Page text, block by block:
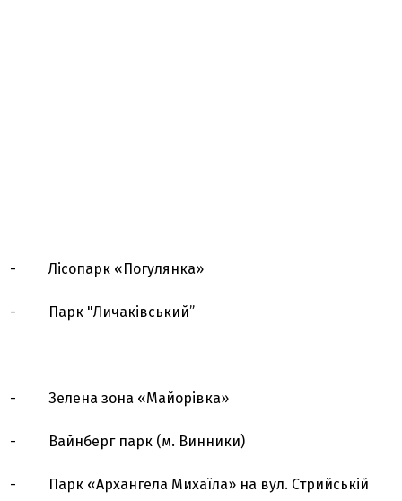
- Лісопарк «Погулянка»
- Парк "Личаківський”
- Зелена зона «Майорівка»
- Вайнберг парк (м. Винники)
- Парк «Архангела Михаїла» на вул. Стрийській